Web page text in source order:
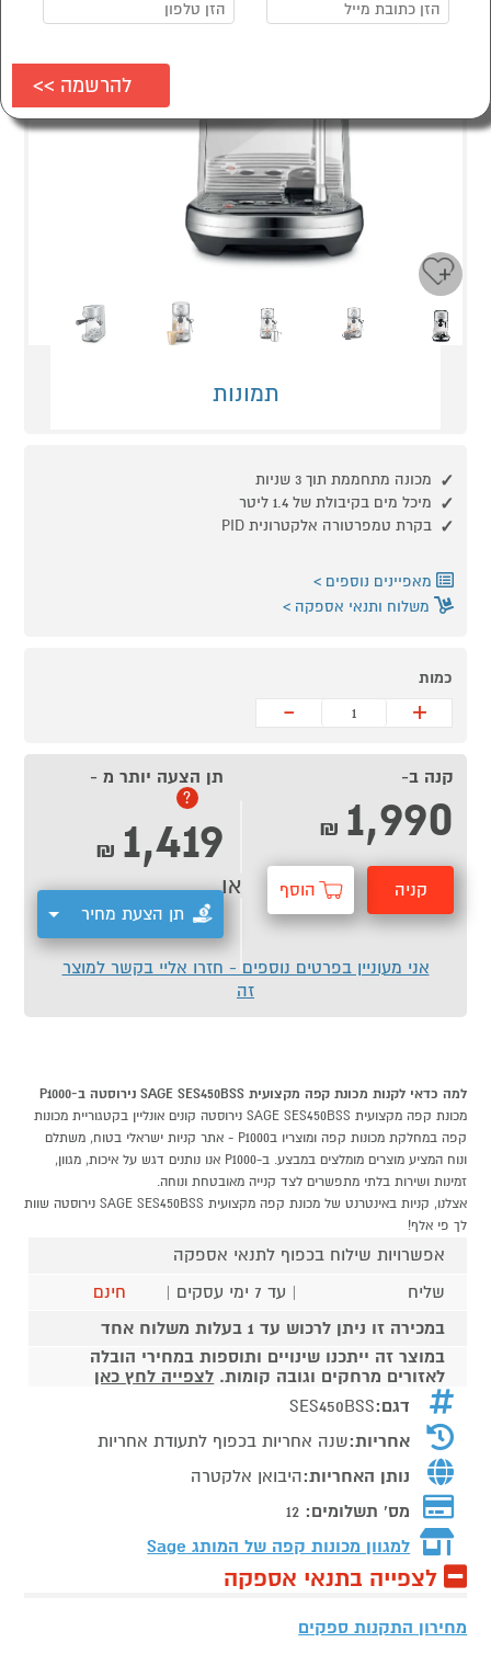
תמונות
מכונה מתחממת תוך 3 שניות
מיכל מים בקיבולת של 1.4 ליטר
בקרת טמפרטורה אלקטרונית PID
מאפיינים נוספים
משלוח ותנאי אספקה
כמות
+
-
קנה ב-
1,990
₪
קניה הוסף
תן הצעה יותר מ -
?
1,419
₪
תן הצעת מחיר
או
אני מעוניין בפרטים נוספים - חזרו אליי בקשר למוצר
זה
למה כדאי לקנות מכונת קפה מקצועית SAGE SES450BSS נירוסטה ב-P1000
מכונת קפה מקצועית SAGE SES450BSS נירוסטה קונים אונליין בקטגוריית מכונות
קפה במחלקת מכונות קפה ומוצריו בP1000 - אתר קניות ישראלי בטוח, משתלם
ונוח המציע מוצרים מומלצים במבצע. ב-P1000 אנו נותנים דגש על איכות, מגוון,
זמינות ושירות בלתי מתפשרים לצד קנייה מאובטחת ונוחה.
אצלנו, קניות באינטרנט של מכונת קפה מקצועית SAGE SES450BSS נירוסטה שוות
לך פי אלף!
אפשרויות שילוח בכפוף לתנאי אספקה
שליח
| עד 7 ימי עסקים |
חינם
במכירה זו ניתן לרכוש עד 1 בעלות משלוח אחד
במוצר זה ייתכנו שינויים ותוספות במחירי הובלה
לאזורים מרחקים וגובה קומות. לצפייה לחץ כאן
דגם:SES450BSS
אחריות:שנה אחריות בכפוף לתעודת אחריות
נותן האחריות:היבואן אלקטרה
מס' תשלומים: 12
למגוון מכונות קפה של המותג Sage
לצפייה בתנאי אספקה
מחירון התקנות ספקים